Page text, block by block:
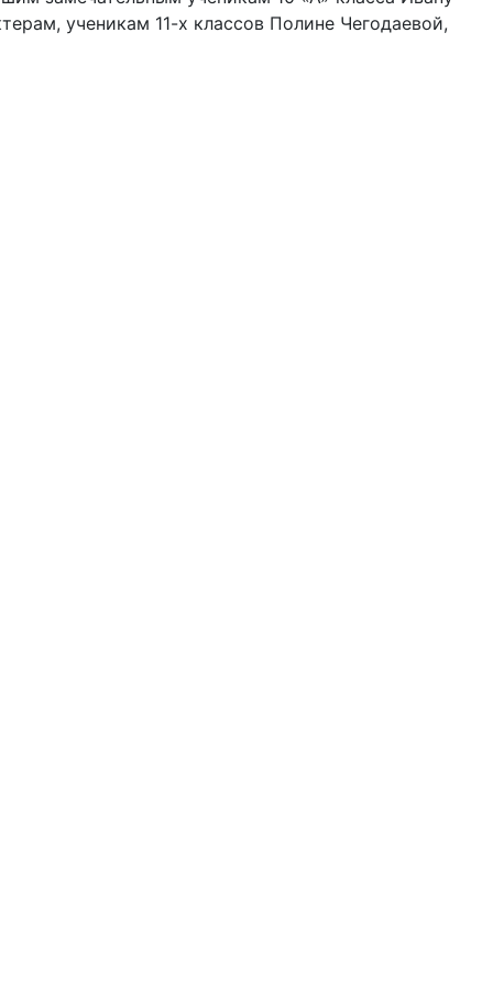
ученикам 11-х классов Полине Чегодаевой,